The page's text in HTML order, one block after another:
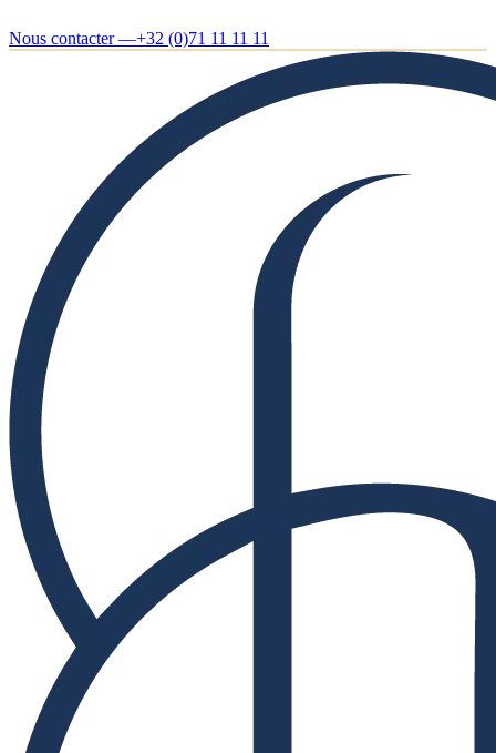
Nous contacter —+32 (0)71 11 11 11